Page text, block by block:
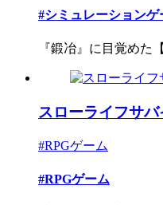
#シミュレーションゲ
『鍛冶』に目覚めた
スローライフサバ
#RPGゲーム
#RPGゲーム